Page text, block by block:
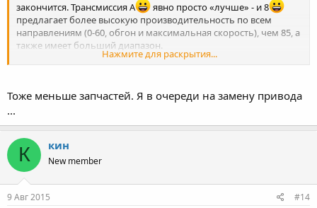
закончится. Трансмиссия A
явно просто «лучше» - и 8
предлагает более высокую производительность по всем
направлениям (0-60, обгон и максимальная скорость), чем 85, а
также имеет больший диапазон.
Model S в конце концов останутся здесь, и в этом
случае все будет менее ясно.
Нажмите для раскрытия...
Тоже меньше запчастей. Я в очереди на замену привода
...
К кин
New member
9 Авг 2015 #14